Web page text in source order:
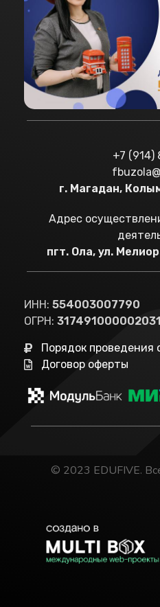
+7 (914)
г. Магадан,
Адрес
пгт. Ола, ул.
ИНН: 554003007790
ОГРН: 317491000002031
Порядок проведения
Договор оферты
© 2023 EDUFIVE.